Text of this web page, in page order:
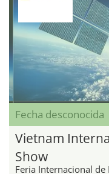
Fecha desconocida
Vietnam
Show
Feria Internacional de